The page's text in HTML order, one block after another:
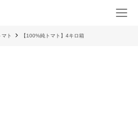
マト 【100%純トマト】4キロ箱